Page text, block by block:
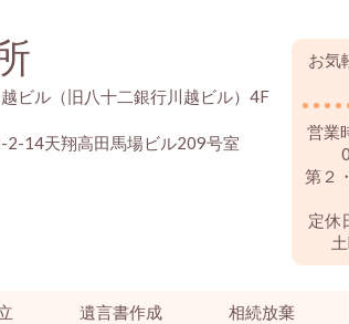
ビル（旧八十二銀行川越ビル）4F
14天翔高田馬場ビル209号室
お気
営業
第２
定休
遺言書作成 相続放棄